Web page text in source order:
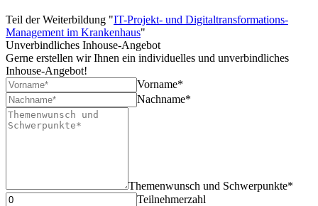
Teil der Weiterbildung "IT-Projekt- und Digitaltransformations-
Management im Krankenhaus"
Unverbindliches Inhouse-Angebot
Gerne erstellen wir Ihnen ein individuelles und unverbindliches
Inhouse-Angebot!
Vorname*
Nachname*
Themenwunsch und Schwerpunkte*
Teilnehmerzahl